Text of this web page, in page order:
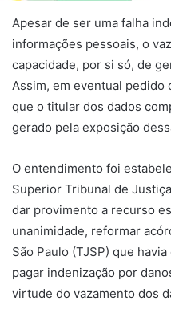
Apesar de ser uma falha
informações pessoais, o
capacidade, por si só, de
Assim, em eventual pedido
que o titular dos dados
gerado pela exposição
O entendimento foi
Superior Tribunal de
dar provimento a recurso
unanimidade, reformar
São Paulo (TJSP) que
pagar indenização por
virtude do vazamento dos